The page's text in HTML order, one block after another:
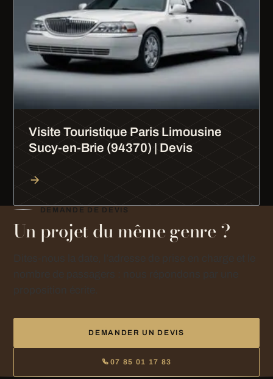
Visite Touristique Paris Limousine
Sucy-en-Brie (94370) | Devis
DEMANDE DE DEVIS
Un projet du même genre ?
DEMANDER UN DEVIS
07 85 01 17 83